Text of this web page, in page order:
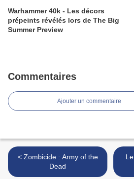
Warhammer 40k - Les décors
prépeints révélés lors de The Big
Summer Preview
Commentaires
Ajouter un commentaire
< Zombicide : Army of the
Dead